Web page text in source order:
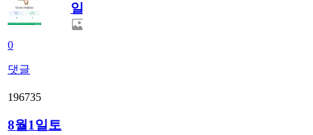
0
댓글
일
196735
8월1일토